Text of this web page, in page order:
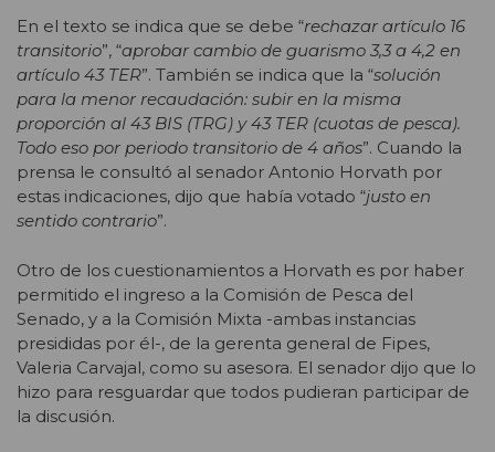
En el texto se indica que se debe “rechazar artículo 16
transitorio”, “aprobar cambio de guarismo 3,3 a 4,2 en
artículo 43 TER”. También se indica que la “solución
para la menor recaudación: subir en la misma
proporción al 43 BIS (TRG) y 43 TER (cuotas de pesca).
Todo eso por periodo transitorio de 4 años”. Cuando la
prensa le consultó al senador Antonio Horvath por
estas indicaciones, dijo que había votado “justo en
sentido contrario”.
Otro de los cuestionamientos a Horvath es por haber
permitido el ingreso a la Comisión de Pesca del
Senado, y a la Comisión Mixta -ambas instancias
presididas por él-, de la gerenta general de Fipes,
Valeria Carvajal, como su asesora. El senador dijo que lo
hizo para resguardar que todos pudieran participar de
la discusión.